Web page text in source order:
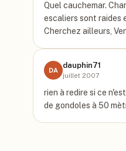
Quel cauchemar.
escaliers sont raides
Cherchez ailleurs,
DA
dauphin71
juillet 2007
rien à redire si ce
de gondoles à 50